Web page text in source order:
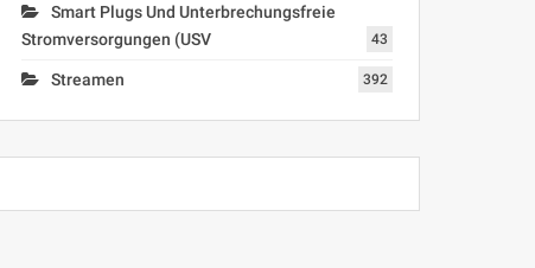
Smart Plugs Und Unterbrechungsfreie
Stromversorgungen (USV
43
Streamen 392